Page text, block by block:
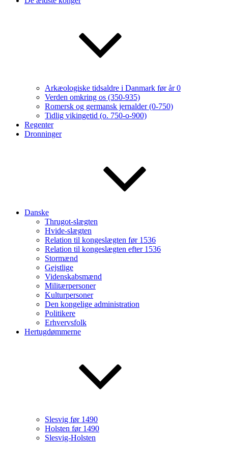
Arkæologiske tidsaldre i Danmark før år 0
Verden omkring os (350-935)
Romersk og germansk jernalder (0-750)
Tidlig vikingetid (o. 750-o-900)
Regenter
Dronninger
Danske
Thrugot-slægten
Hvide-slægten
Relation til kongeslægten før 1536
Relation til kongeslægten efter 1536
Stormænd
Gejstlige
Videnskabsmænd
Militærpersoner
Kulturpersoner
Den kongelige administration
Politikere
Erhvervsfolk
Hertugdømmerne
Slesvig før 1490
Holsten før 1490
Slesvig-Holsten